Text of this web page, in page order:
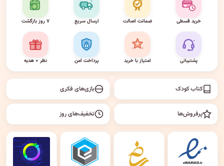
خرید قسطی ضمانت اصالت ارسال سریع ۷ روز بازگشت
پشتیبانی امتیاز با خرید پرداخت امن نظر + هدیه
کتاب کودک بازی‌های فکری
پرفروش‌ها تخفیف‌های روز